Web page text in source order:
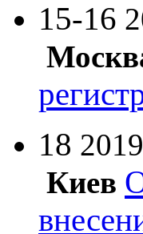
15-16
18 2019
Киев